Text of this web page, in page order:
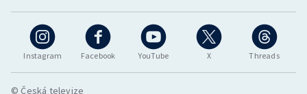
Instagram Facebook YouTube X Threads
© Česká televize